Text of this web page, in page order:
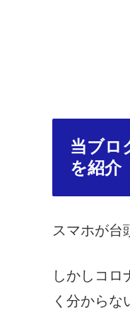
当ブロ
を紹介
スマホが台
しかしコロ
く分からな